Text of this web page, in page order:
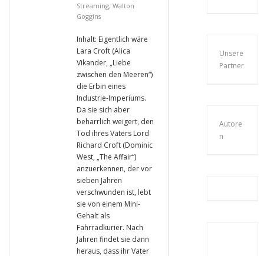
Streaming, Walton
Goggins
Inhalt: Eigentlich wäre
Lara Croft (Alica
Vikander, „Liebe
zwischen den Meeren“)
die Erbin eines
Industrie-Imperiums.
Da sie sich aber
beharrlich weigert, den
Tod ihres Vaters Lord
Richard Croft (Dominic
West, „The Affair“)
anzuerkennen, der vor
sieben Jahren
verschwunden ist, lebt
sie von einem Mini-
Gehalt als
Fahrradkurier. Nach
Jahren findet sie dann
heraus, dass ihr Vater
Unsere
Partner
Autore
n